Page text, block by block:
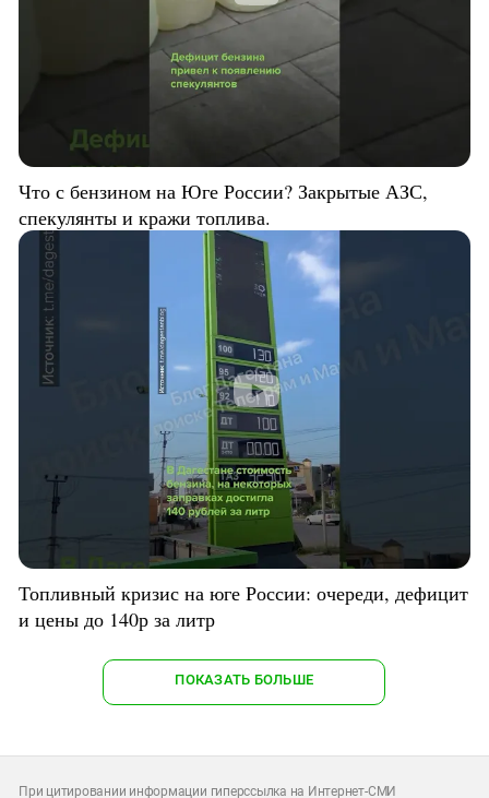
Что с бензином на Юге России? Закрытые АЗС,
спекулянты и кражи топлива.
Топливный кризис на юге России: очереди, дефицит
и цены до 140р за литр
ПОКАЗАТЬ БОЛЬШЕ
При цитировании информации гиперссылка на Интернет-СМИ